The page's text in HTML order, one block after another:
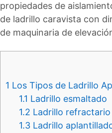
propiedades de
de ladrillo caravista con
de maquinaria de
1 Los Tipos de Ladrillo
1.1 Ladrillo esmaltado
1.2 Ladrillo refractario
1.3 Ladrillo